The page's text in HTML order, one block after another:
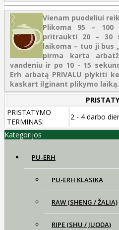
Vienam puodeliui
Plikoma 95 – 100
pritraukti 20 – 30
laikoma – tuo ji bus
pirma karta
vandeniu ir po 10 - 15
Erh arbatą PRIVALU plykiti
kaskart ilginant plikymo laiką.
PRISTATYMO
TERMINAS:
2 - 4 darbo
Kategorijos
PU-ERH
PU-ERH KLASIKA
RAW (SHENG / ŽALIA)
RIPE (SHU / JUODA)